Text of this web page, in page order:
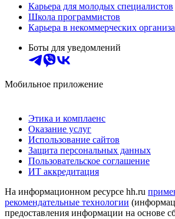
Карьера для молодых специалистов
Школа программистов
Карьера в некоммерческих
Боты для уведомлений
Мобильное приложение
Этика и комплаенс
Оказание услуг
Использование сайтов
Защита персональных данных
Пользовательское соглашение
ИТ аккредитация
На информационном ресурсе hh.ru
рекомендательные технологии
предоставления информации на основе